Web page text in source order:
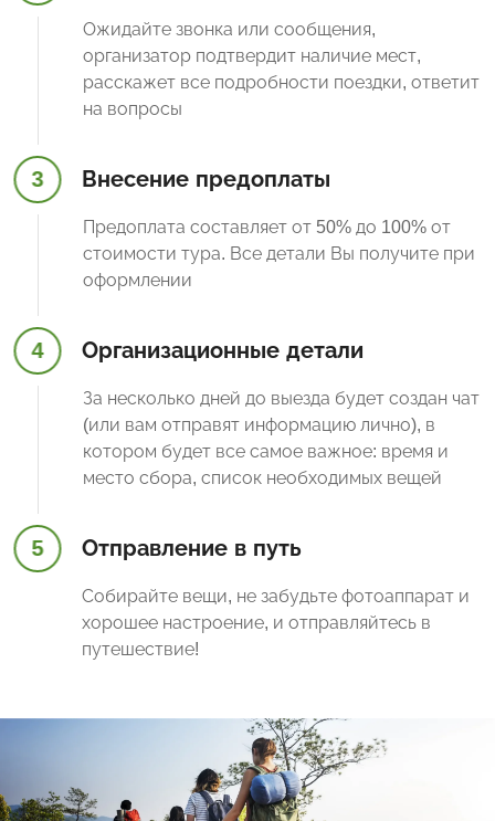
Ожидайте звонка или сообщения,
организатор подтвердит наличие мест,
расскажет все подробности поездки, ответит
на вопросы
3 Внесение предоплаты
Предоплата составляет от 50% до 100% от
стоимости тура. Все детали Вы получите при
оформлении
4 Организационные детали
За несколько дней до выезда будет создан чат
(или вам отправят информацию лично), в
котором будет все самое важное: время и
место сбора, список необходимых вещей
5 Отправление в путь
Собирайте вещи, не забудьте фотоаппарат и
хорошее настроение, и отправляйтесь в
путешествие!